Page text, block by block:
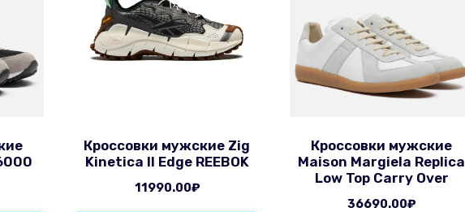
Кроссовки мужские Zig
Kinetica II Edge REEBOK
11990.00₽
Кроссовки мужские
Maison Margiela Replica
Low Top Carry Over
36690.00₽